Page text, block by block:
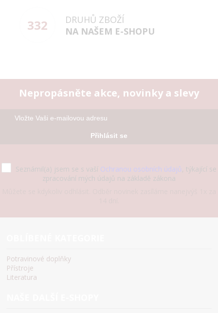
332
DRUHŮ ZBOŽÍ
NA NAŠEM E-SHOPU
Nepropásněte akce, novinky a slevy
Přihlásit se
Seznámil(a) jsem se s vaší Ochranou osobních údajů, týkající se
zpracování mých údajů na základě zákona
Potravinové doplňky
Přístroje
Literatura